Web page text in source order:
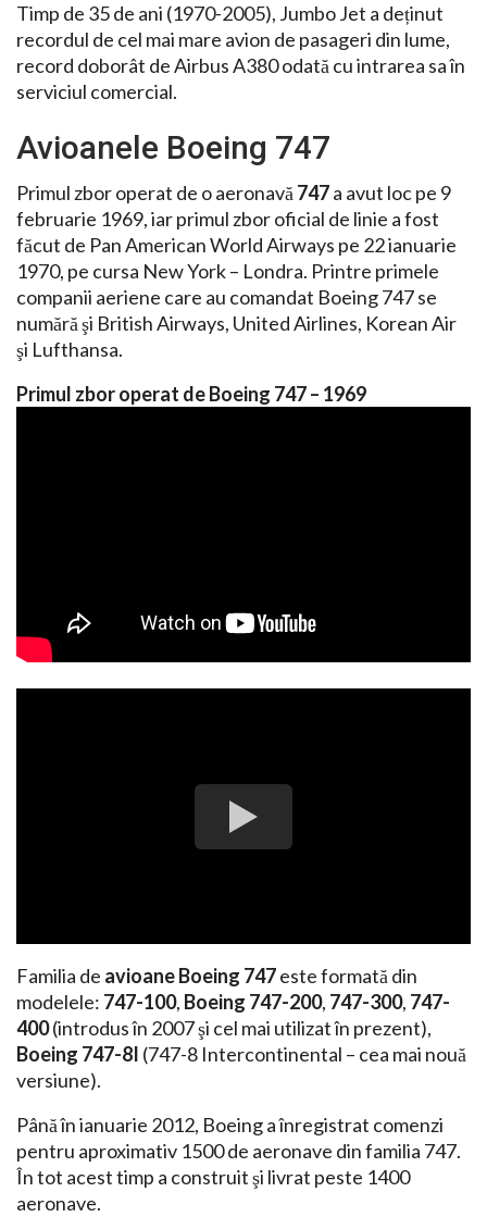
Timp de 35 de ani (1970-2005), Jumbo Jet a deținut
recordul de cel mai mare avion de pasageri din lume,
record doborât de Airbus A380 odată cu intrarea sa în
serviciul comercial.
Avioanele Boeing 747
Primul zbor operat de o aeronavă 747a avut loc pe 9
februarie 1969, iar primul zbor oficial de linie a fost
făcut de Pan American World Airways pe 22 ianuarie
1970, pe cursa New York – Londra. Printre primele
companii aeriene care au comandat Boeing 747 se
numără şi British Airways, United Airlines, Korean Air
şi Lufthansa.
Primul zbor operat de Boeing 747 – 1969
Familia de avioane Boeing 747este formată din
modelele: 747-100, Boeing 747-200, 747-300, 747-
400(introdus în 2007 şi cel mai utilizat în prezent),
Boeing 747-8I (747-8 Intercontinental – cea mai nouă
versiune).
Până în ianuarie 2012, Boeing a înregistrat comenzi
pentru aproximativ 1500 de aeronave din familia 747.
În tot acest timp a construit şi livrat peste 1400
aeronave.